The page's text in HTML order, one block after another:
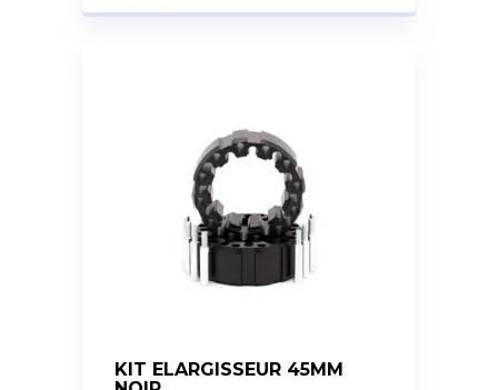
KIT ELARGISSEUR 45MM